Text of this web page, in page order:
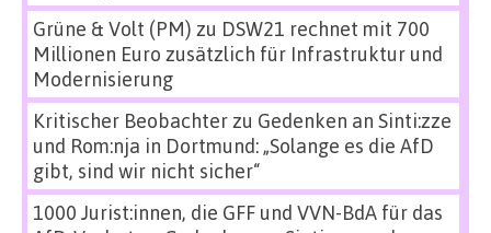
Grüne & Volt (PM) zu DSW21 rechnet mit 700
Millionen Euro zusätzlich für Infrastruktur und
Modernisierung
Kritischer Beobachterzu Gedenken an Sinti:zze
und Rom:nja in Dortmund: „Solange es die AfD
gibt, sind wir nicht sicher“
1000 Jurist:innen, die GFF und VVN-BdA für das